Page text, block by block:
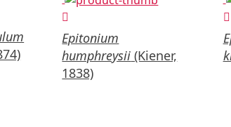
Epitonium
humphreysii (Kiener,
1838)